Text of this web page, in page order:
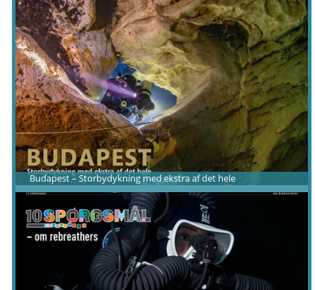
Budapest – Storbydykning med ekstra af det hele